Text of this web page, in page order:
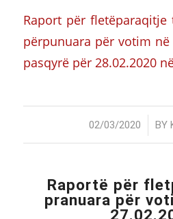
Raport për
përpunuara për votim në
pasqyrë për 28.02.2020
02/03/2020
/ BY
Raportë për
pranuara për